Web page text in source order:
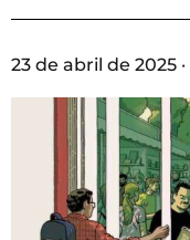
23 de abril de 2025 ·